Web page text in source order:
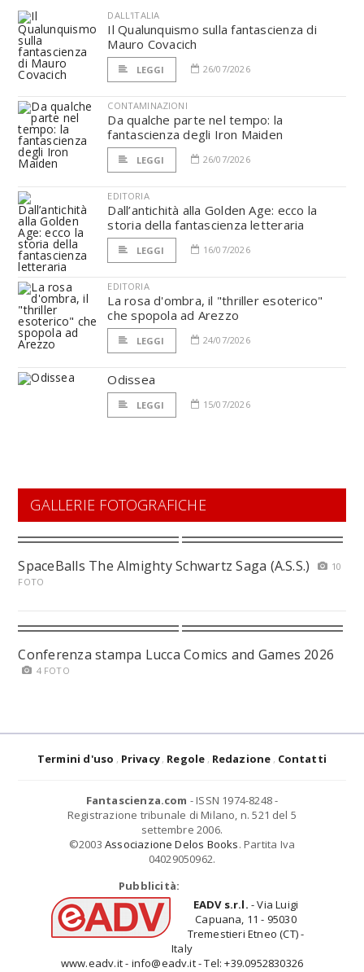
DALL'ITALIA
Il Qualunquismo sulla fantascienza di
Mauro Covacich
LEGGI 26/07/2026
CONTAMINAZIONI
Da qualche parte nel tempo: la
fantascienza degli Iron Maiden
LEGGI 26/07/2026
EDITORIA
Dall’antichità alla Golden Age: ecco la
storia della fantascienza letteraria
LEGGI 16/07/2026
EDITORIA
La rosa d'ombra, il "thriller esoterico"
che spopola ad Arezzo
LEGGI 24/07/2026
Odissea
LEGGI 15/07/2026
GALLERIE FOTOGRAFICHE
SpaceBalls The Almighty Schwartz Saga (A.S.S.)
10
FOTO
Conferenza stampa Lucca Comics and Games 2026
4 FOTO
Termini d'uso Privacy Regole Redazione Contatti
Fantascienza.com - ISSN 1974-8248 -
Registrazione tribunale di Milano, n. 521 del 5
settembre 2006.
©2003 Associazione Delos Books. Partita Iva
04029050962.
Pubblicità:
EADV s.r.l. - Via Luigi
Capuana, 11 - 95030
Tremestieri Etneo (CT) -
Italy
www.eadv.it - info@eadv.it - Tel: +39.0952830326